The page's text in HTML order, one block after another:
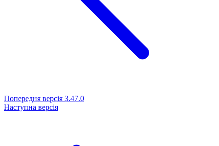
Попередня версія 3.47.0
Наступна версія